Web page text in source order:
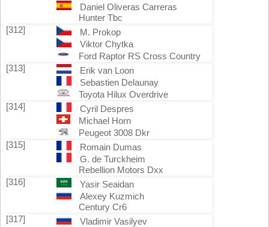
Daniel Oliveras Carreras
Hunter Tbc
[312]
M. Prokop
Viktor Chytka
Ford Raptor RS Cross Country
[313]
Erik van Loon
Sebastien Delaunay
Toyota Hilux Overdrive
[314]
Cyril Despres
Michael Horn
Peugeot 3008 Dkr
[315]
Romain Dumas
G. de Turckheim
Rebellion Motors Dxx
[316]
Yasir Seaidan
Alexey Kuzmich
Century Cr6
[317]
Vladimir Vasilyev